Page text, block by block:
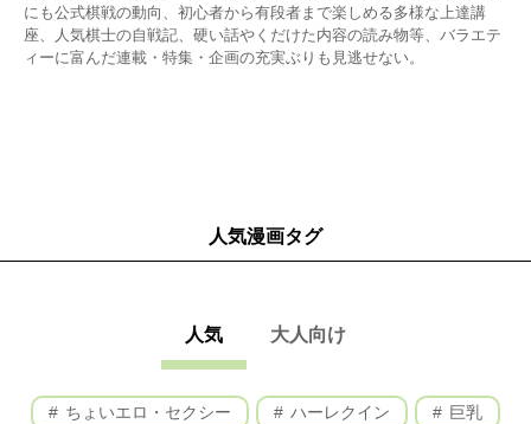
にも公式棋戦の動向、初心者から有段者まで楽しめる多様な上達講
座、人気棋士の自戦記、硬い話やくだけた内容の読み物等、バラエテ
ィーに富んだ連載・特集・企画の充実ぶりも見逃せない。
人気漫画タグ
人気 大人向け
ちょいエロ・セクシー ハーレクイン 巨乳